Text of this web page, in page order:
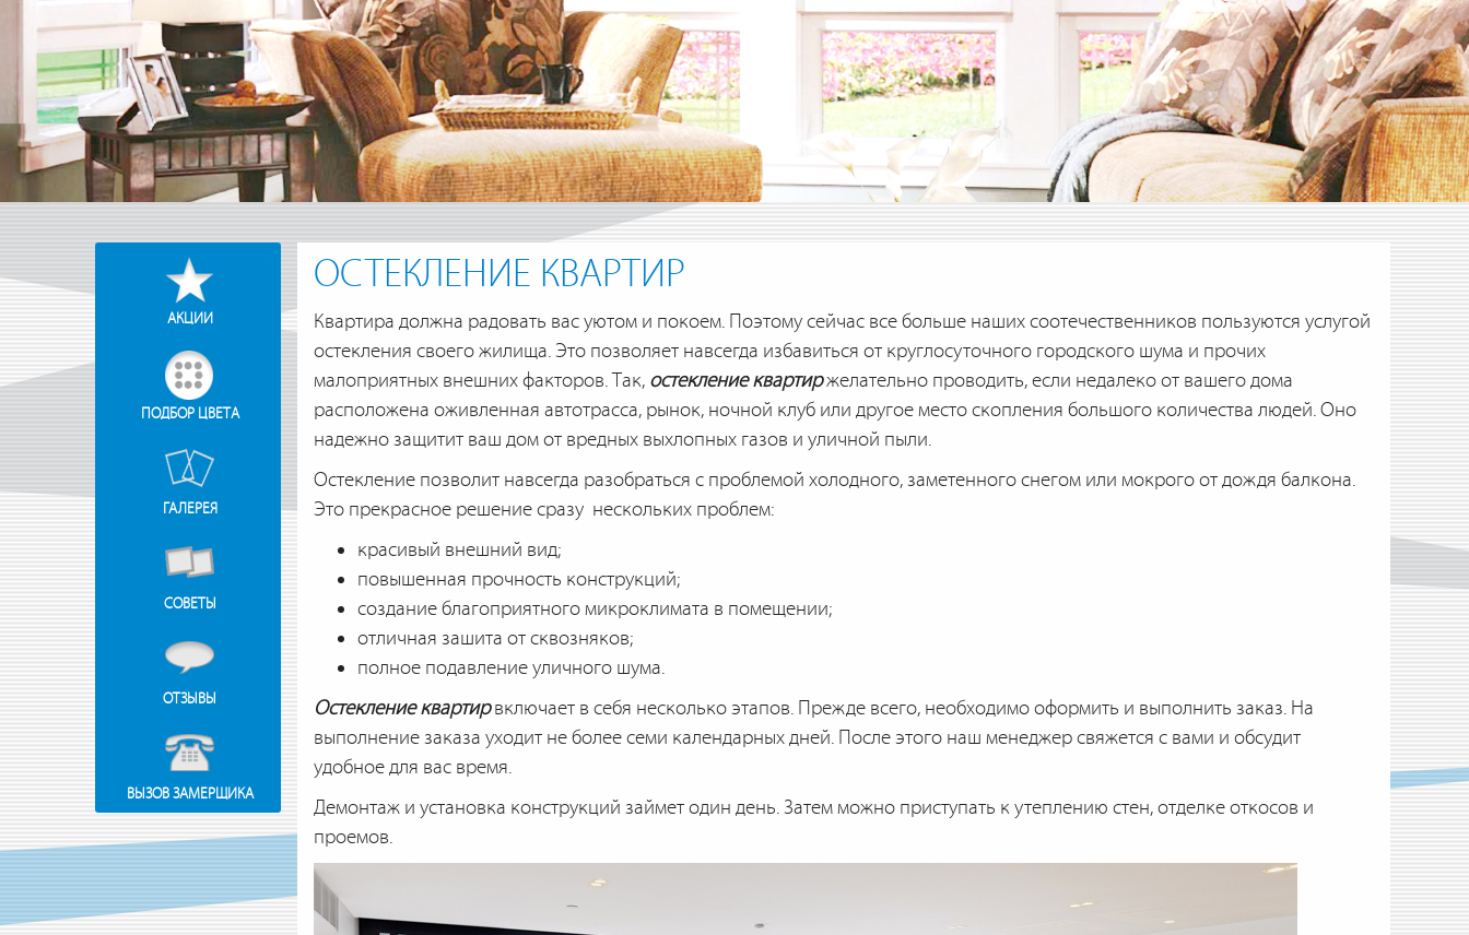
АКЦИИ
ПОДБОР ЦВЕТА
ГАЛЕРЕЯ
СОВЕТЫ
ОТЗЫВЫ
ВЫЗОВ ЗАМЕРЩИКА
ОСТЕКЛЕНИЕ КВАРТИР
Квартира должна радовать вас уютом и покоем. Поэтому сейчас все больше наших соотечественников пользуются услугой
остекления своего жилища. Это позволяет навсегда избавиться от круглосуточного городского шума и прочих
малоприятных внешних факторов. Так, остекление квартиржелательно проводить, если недалеко от вашего дома
расположена оживленная автотрасса, рынок, ночной клуб или другое место скопления большого количества людей. Оно
надежно защитит ваш дом от вредных выхлопных газов и уличной пыли.
Остекление позволит навсегда разобраться с проблемой холодного, заметенного снегом или мокрого от дождя балкона.
Это прекрасное решение сразу нескольких проблем:
красивый внешний вид;
повышенная прочность конструкций;
создание благоприятного микроклимата в помещении;
отличная зашита от сквозняков;
полное подавление уличного шума.
Остекление квартирвключает в себя несколько этапов. Прежде всего, необходимо оформить и выполнить заказ. На
выполнение заказа уходит не более семи календарных дней. После этого наш менеджер свяжется с вами и обсудит
удобное для вас время.
Демонтаж и установка конструкций займет один день. Затем можно приступать к утеплению стен, отделке откосов и
проемов.